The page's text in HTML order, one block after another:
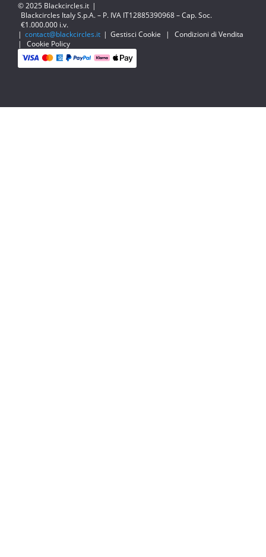
© 2025 Blackcircles.it |
Blackcircles Italy S.p.A. – P. IVA IT12885390968 – Cap. Soc.
€1.000.000 i.v.
| contact@blackcircles.it | Gestisci Cookie |
Condizioni di Vendita
|
Cookie Policy